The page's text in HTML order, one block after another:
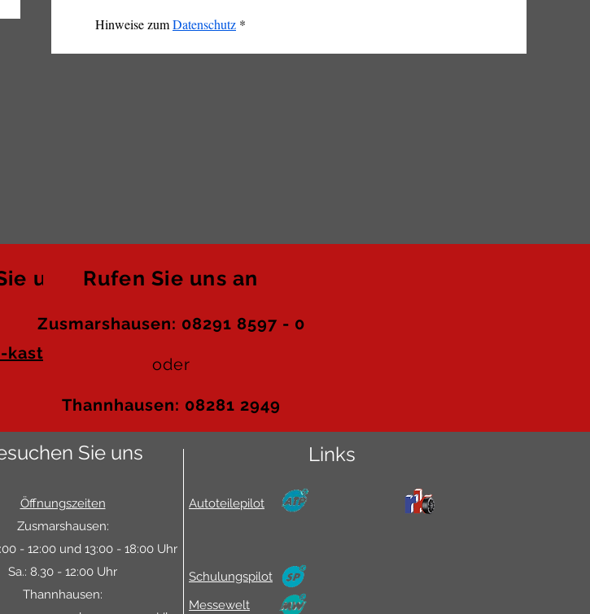
Hinweise zum Datenschutz *
uns Rufen Sie uns an
Zusmarshausen: 08291 8597 - 0
oder
Thannhausen: 08281 2949
Sie uns Links
Öffnungszeiten
Zusmarshausen:
- 12:00 und 13:00 - 18:00 Uhr
Sa.: 8.30 - 12:00 Uhr
Thannhausen:
Autoteilepilot
Schulungspilot
Messewelt